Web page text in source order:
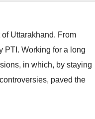
Uttarakhand. From
PTI. Working for a long
in which, by staying
paved the